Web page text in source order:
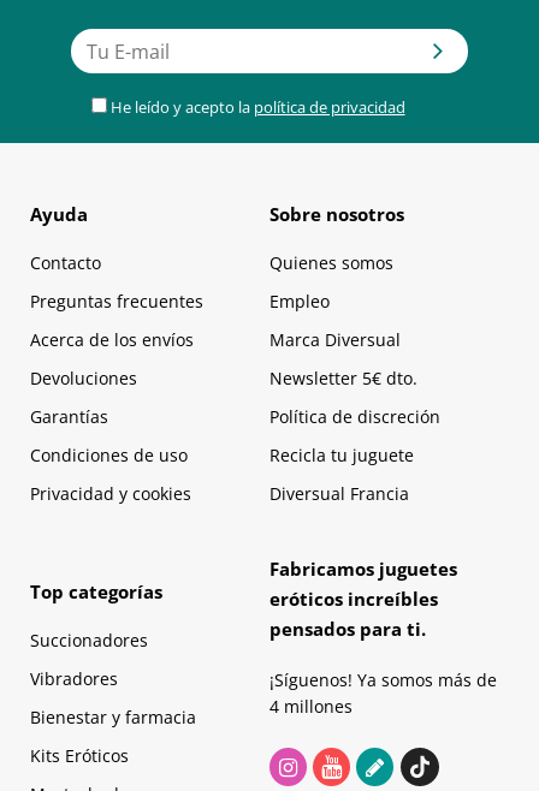
He leído y acepto la política de privacidad
Ayuda
Contacto
Preguntas frecuentes
Acerca de los envíos
Devoluciones
Garantías
Condiciones de uso
Privacidad y cookies
Sobre nosotros
Quienes somos
Empleo
Marca Diversual
Newsletter 5€ dto.
Política de discreción
Recicla tu juguete
Diversual Francia
Top categorías
Succionadores
Vibradores
Bienestar y farmacia
Kits Eróticos
Fabricamos juguetes
eróticos increíbles
pensados para ti.
¡Síguenos! Ya somos más de
4 millones